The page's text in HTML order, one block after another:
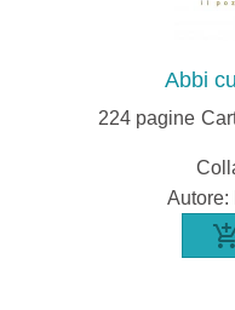
Abbi
224 pagine
Autore: